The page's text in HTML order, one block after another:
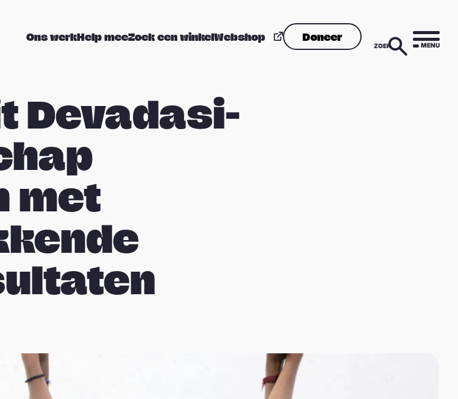
Ons werkHelp meeZoek een winkelWebshop Doneer
ZOEK MENU
Devadasi-
met